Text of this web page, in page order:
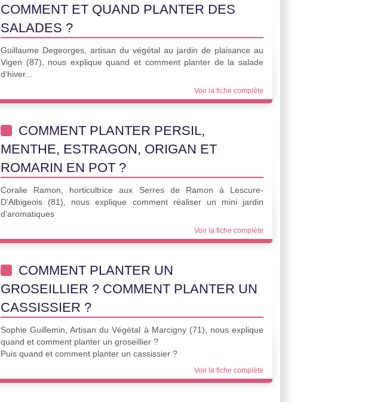
COMMENT ET QUAND PLANTER DES
SALADES ?
Guillaume Degeorges, artisan du végétal au jardin de plaisance au
Vigen (87), nous explique quand et comment planter de la salade
d'hiver...
Voir la fiche complète
COMMENT PLANTER PERSIL,
MENTHE, ESTRAGON, ORIGAN ET
ROMARIN EN POT ?
Coralie Ramon, horticultrice aux Serres de Ramon à Lescure-
D'Albigeois (81), nous explique comment réaliser un mini jardin
d'aromatiques
Voir la fiche complète
COMMENT PLANTER UN
GROSEILLIER ? COMMENT PLANTER UN
CASSISSIER ?
Sophie Guillemin, Artisan du Végétal à Marcigny (71), nous explique
quand et comment planter un groseillier ?
Puis quand et comment planter un cassissier ?
Voir la fiche complète